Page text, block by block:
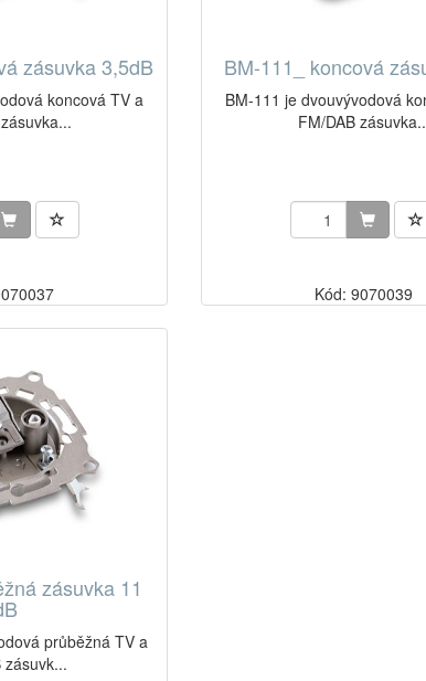
zásuvka 3,5dB
koncová TV a
BM-111_ koncová
BM-111 je dvouvývodová
FM/DAB
Kód: 9070039
zásuvka 11
průběžná TV a
zásuvk...